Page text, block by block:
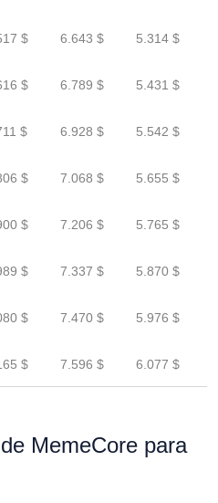
$ 6.643 $ 5.314 $
$ 6.789 $ 5.431 $
$ 6.928 $ 5.542 $
$ 7.068 $ 5.655 $
$ 7.206 $ 5.765 $
$ 7.337 $ 5.870 $
$ 7.470 $ 5.976 $
$ 7.596 $ 6.077 $
MemeCore para